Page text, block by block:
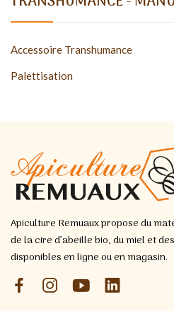
Accessoire Transhumance
Palettisation
Apiculture Remuaux propose du
de la cire d’abeille bio, du miel et
disponibles en ligne ou en magasin.